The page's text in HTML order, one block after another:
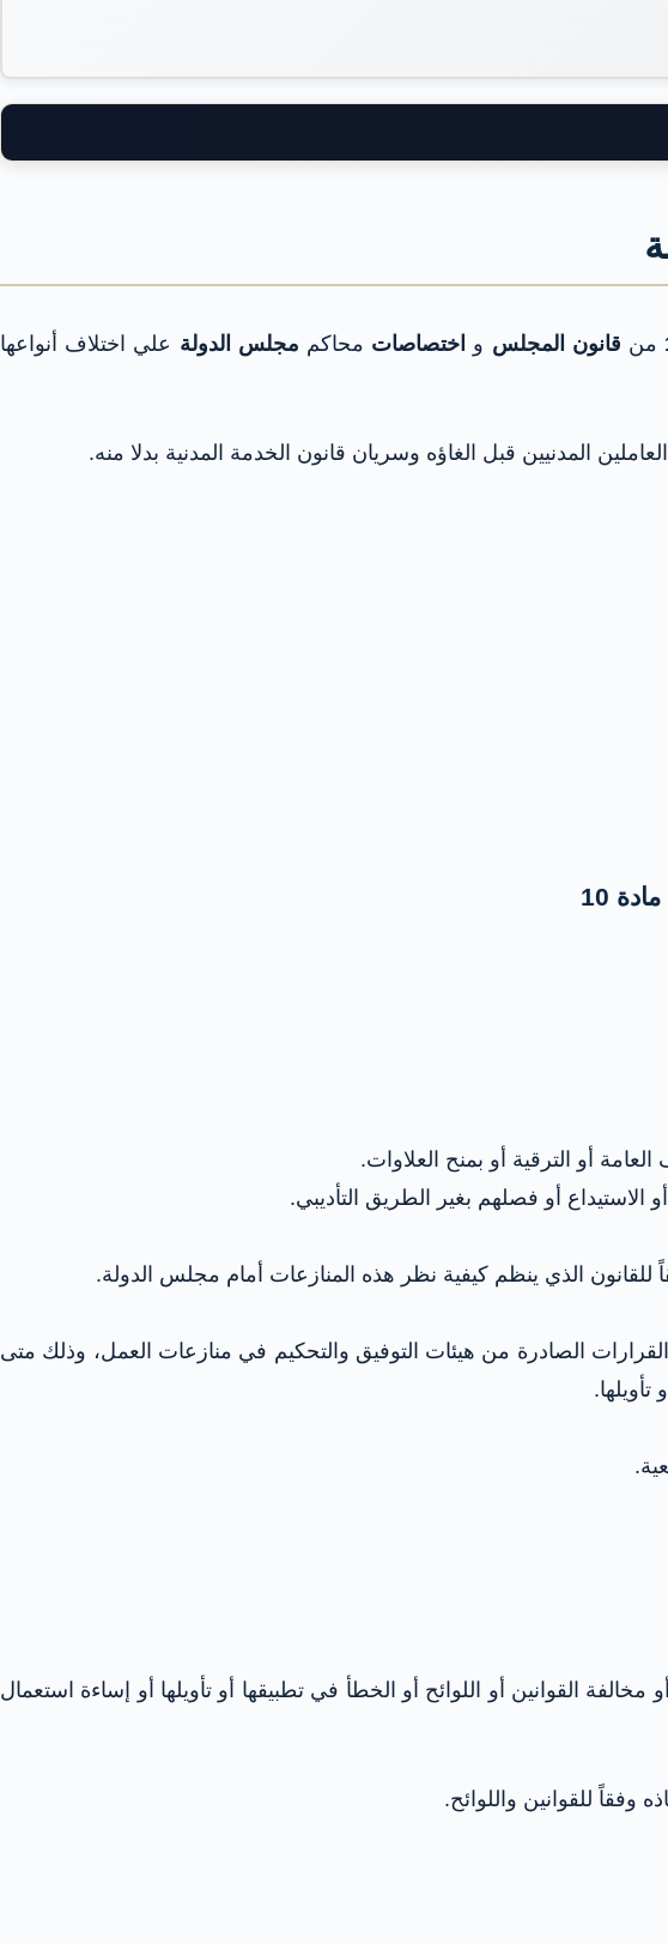
من قانون المجلس و اختصاصات محاكم مجلس الدولة علي اختلاف أنواعها
المدنيين قبل الغاؤه وسريان قانون الخدمة المدنية بدلا منه.
10
أو الترقية أو بمنح العلاوات.
الاستيداع أو فصلهم بغير الطريق التأديبي.
الذي ينظم كيفية نظر هذه المنازعات أمام مجلس الدولة.
الصادرة من هيئات التوفيق والتحكيم في منازعات العمل، وذلك متى
القوانين أو اللوائح أو الخطأ في تطبيقها أو تأويلها أو إساءة استعمال
وفقاً للقوانين واللوائح.